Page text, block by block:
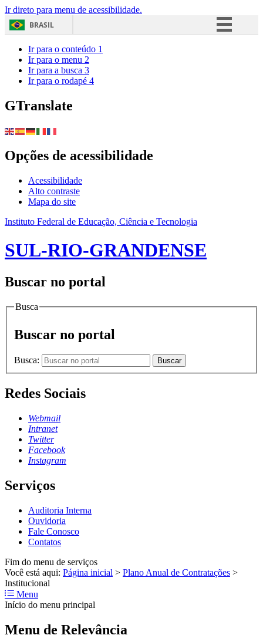
Ir direto para menu de acessibilidade.
BRASIL
Ir para o conteúdo 1
Ir para o menu 2
Ir para a busca 3
Ir para o rodapé 4
GTranslate
Opções de acessibilidade
Acessibilidade
Alto contraste
Mapa do site
Instituto Federal de Educação, Ciência e Tecnologia
SUL-RIO-GRANDENSE
Buscar no portal
Busca
Buscar no portal
Busca: Buscar
Redes Sociais
Webmail
Intranet
Twitter
Facebook
Instagram
Serviços
Auditoria Interna
Ouvidoria
Fale Conosco
Contatos
Fim do menu de serviços
Você está aqui: Página inicial > Plano Anual de Contratações >
Institucional
Menu
Início do menu principal
Menu de Relevância